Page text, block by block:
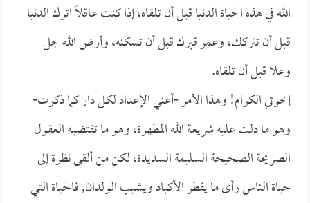
الله في هذه الحياة الدنيا قبل أن تلقاه، إذا كنت عاقلاً اترك الدنيا
قبل أن تتركك، وعمر قبرك قبل أن تسكنه، وأرض الله جل
وعلا قبل أن تلقاه.
إخوتي الكرام! وهذا الأمر -أعني الإعداد لكل دار كما ذكرت-
وهو ما دلت عليه شريعة الله المطهرة، وهو ما تقتضيه العقول
الصريحة الصحيحة السليمة السديدة، لكن من ألقى نظرة إلى
حياة الناس رأى ما يفطر الأكباد ويشيب الولدان, فالحياة التي